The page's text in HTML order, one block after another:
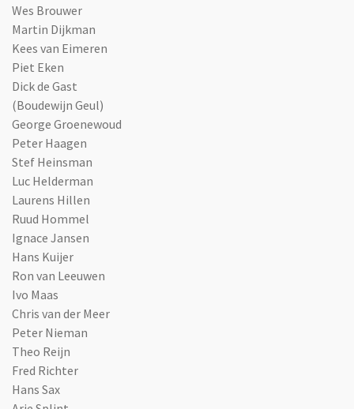
Wes Brouwer
Martin Dijkman
Kees van Eimeren
Piet Eken
Dick de Gast
(Boudewijn Geul)
George Groenewoud
Peter Haagen
Stef Heinsman
Luc Helderman
Laurens Hillen
Ruud Hommel
Ignace Jansen
Hans Kuijer
Ron van Leeuwen
Ivo Maas
Chris van der Meer
Peter Nieman
Theo Reijn
Fred Richter
Hans Sax